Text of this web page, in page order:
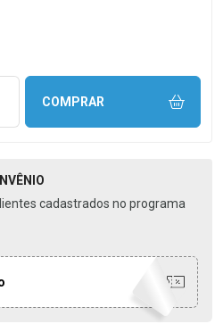
UMA UNIDADE
COMPRAR
cadastrados no programa